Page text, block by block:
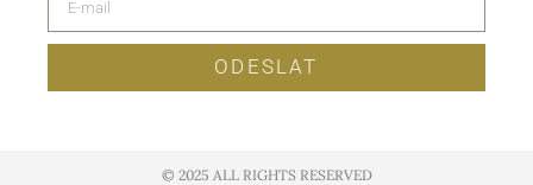
ODESLAT
© 2025 ALL RIGHTS RESERVED​